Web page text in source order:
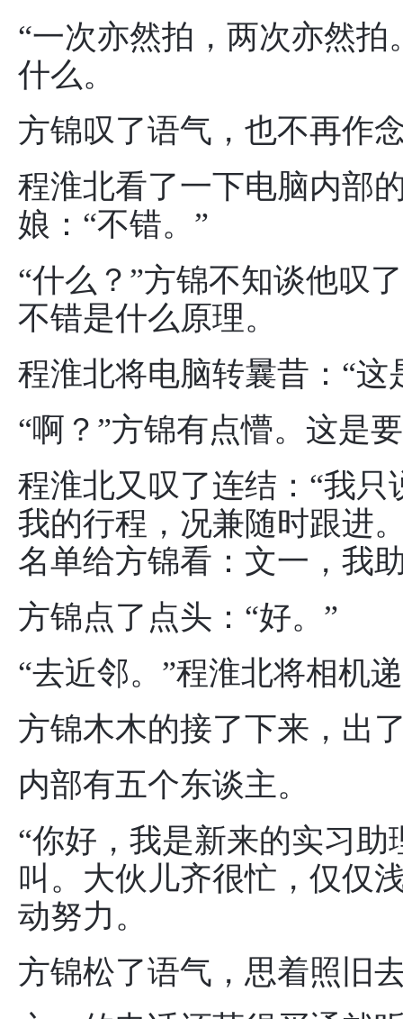
“一次亦然拍，两次亦然
什么。
方锦叹了语气，也不再作
程淮北看了一下电脑内部
娘：“不错。”
“什么？”方锦不知谈他叹
不错是什么原理。
程淮北将电脑转曩昔：“
“啊？”方锦有点懵。这是
程淮北又叹了连结：“我
我的行程，况兼随时跟进
名单给方锦看：文一，我
方锦点了点头：“好。”
“去近邻。”程淮北将相机
方锦木木的接了下来，出
内部有五个东谈主。
“你好，我是新来的实习
叫。大伙儿齐很忙，仅仅
动努力。
方锦松了语气，思着照旧